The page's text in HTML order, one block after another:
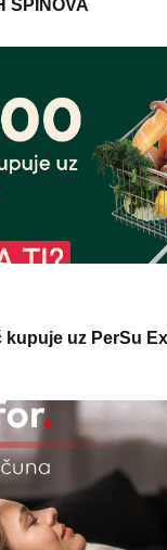
SPINOVA
kupuje uz PerSu